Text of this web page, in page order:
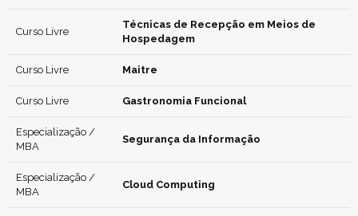
Curso Livre
Técnicas de Recepção em Meios de
Hospedagem
Curso Livre Maitre
Curso Livre Gastronomia Funcional
Especialização /
MBA
Segurança da Informação
Especialização /
MBA
Cloud Computing